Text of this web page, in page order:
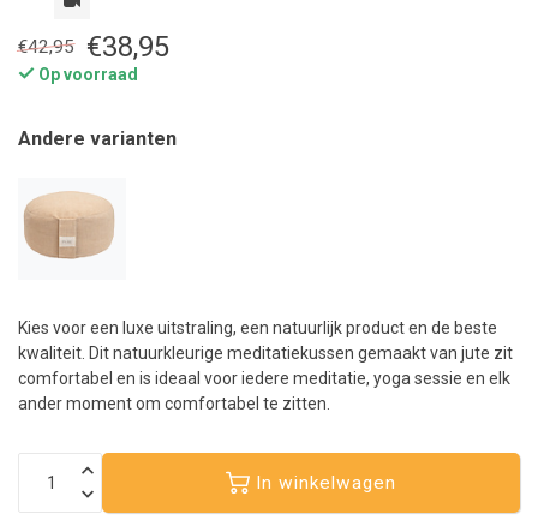
€42,95 €38,95
Op voorraad
Andere varianten
Kies voor een luxe uitstraling, een natuurlijk product en de beste
kwaliteit. Dit natuurkleurige meditatiekussen gemaakt van jute zit
comfortabel en is ideaal voor iedere meditatie, yoga sessie en elk
ander moment om comfortabel te zitten.
In winkelwagen